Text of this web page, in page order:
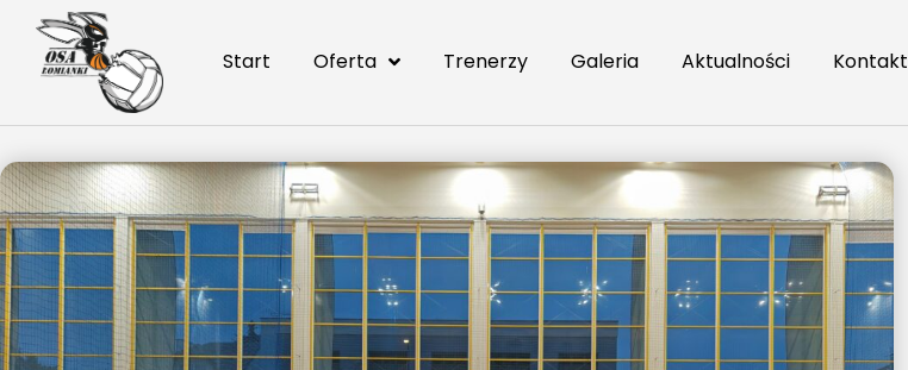
Start Oferta Trenerzy Galeria Aktualności Kontakt